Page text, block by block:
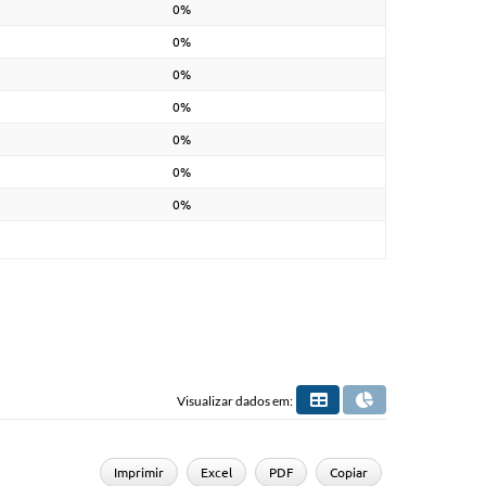
0%
0%
0%
0%
0%
0%
0%
Visualizar dados em:
Imprimir Excel PDF Copiar